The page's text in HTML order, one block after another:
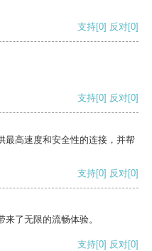
支持[0] 反对[0]
支持[0] 反对[0]
最高速度和安全性的连接，并帮
支持[0] 反对[0]
了无限的流畅体验。
支持[0] 反对[0]